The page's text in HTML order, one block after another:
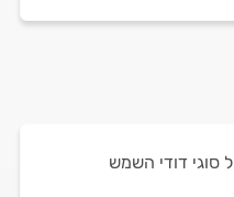
סוגי דודי השמש